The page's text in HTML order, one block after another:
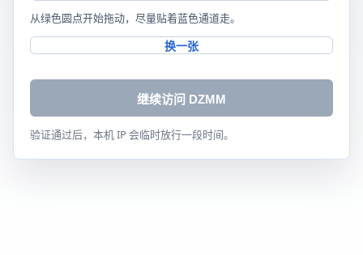
从绿色圆点开始拖动，尽量贴着蓝色通道走。
换一张
继续访问 DZMM
验证通过后，本机 IP 会临时放行一段时间。